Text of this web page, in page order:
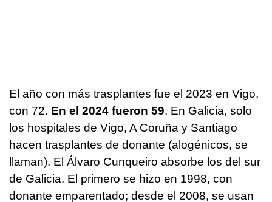
El año con más trasplantes fue el 2023 en Vigo,
con 72. En el 2024 fueron 59. En Galicia, solo
los hospitales de Vigo, A Coruña y Santiago
hacen trasplantes de donante (alogénicos, se
llaman). El Álvaro Cunqueiro absorbe los del sur
de Galicia. El primero se hizo en 1998, con
donante emparentado; desde el 2008, se usan